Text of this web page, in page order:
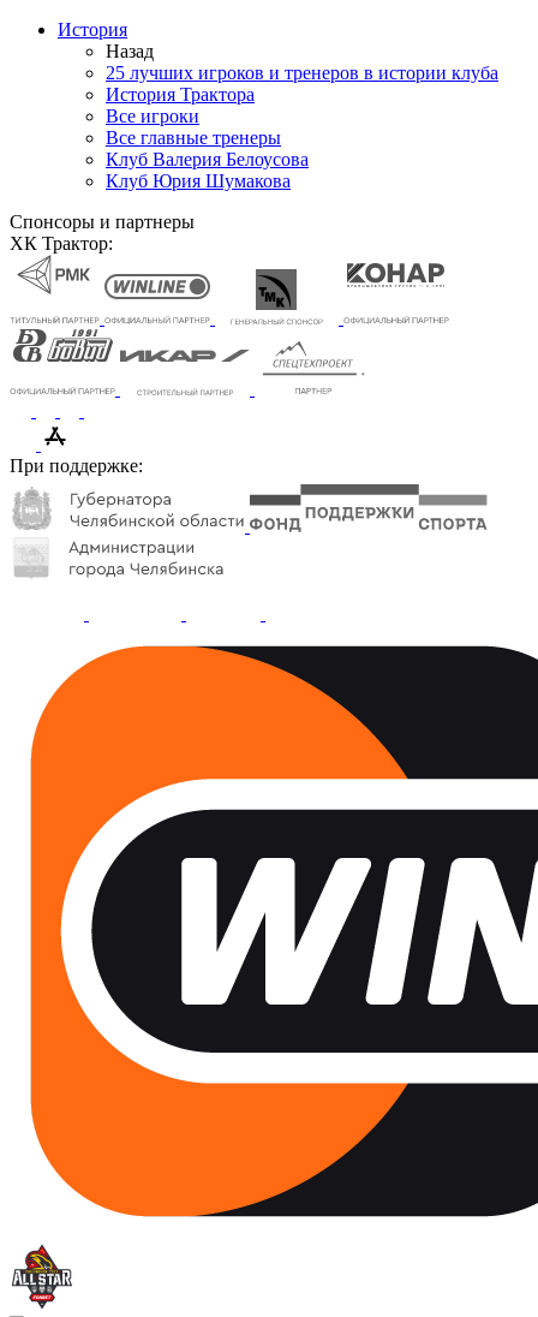
История
Назад
25 лучших игроков и тренеров в истории клуба
История Трактора
Все игроки
Все главные тренеры
Клуб Валерия Белоусова
Клуб Юрия Шумакова
Спонсоры и партнеры
ХК Трактор:
При поддержке: